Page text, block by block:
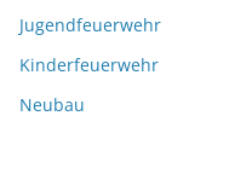
Jugendfeuerwehr
Kinderfeuerwehr
Neubau